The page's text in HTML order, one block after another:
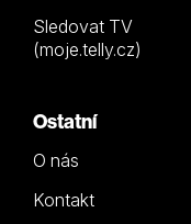
Sledovat TV
(moje.telly.cz)
Ostatní
O nás
Kontakt